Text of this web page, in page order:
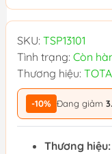
SKU: TSP13101
Tình trạng: Còn
Thương hiệu:
-10% Đang giảm
Thương hiệu: